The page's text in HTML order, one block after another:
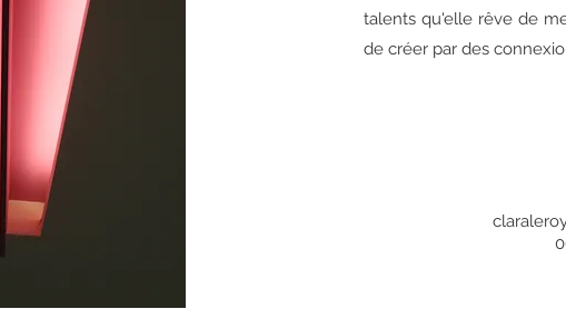
talents qu'elle rêve de
de créer par des